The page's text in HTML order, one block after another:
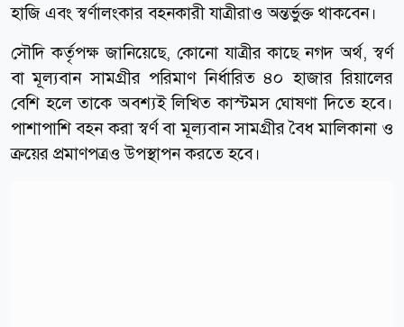
হাজি এবং স্বর্ণালংকার বহনকারী যাত্রীরাও অন্তর্ভুক্ত থাকবেন।
সৌদি কর্তৃপক্ষ জানিয়েছে, কোনো যাত্রীর কাছে নগদ অর্থ, স্বর্ণ
বা মূল্যবান সামগ্রীর পরিমাণ নির্ধারিত ৪০ হাজার রিয়ালের
বেশি হলে তাকে অবশ্যই লিখিত কাস্টমস ঘোষণা দিতে হবে।
পাশাপাশি বহন করা স্বর্ণ বা মূল্যবান সামগ্রীর বৈধ মালিকানা ও
ক্রয়ের প্রমাণপত্রও উপস্থাপন করতে হবে।